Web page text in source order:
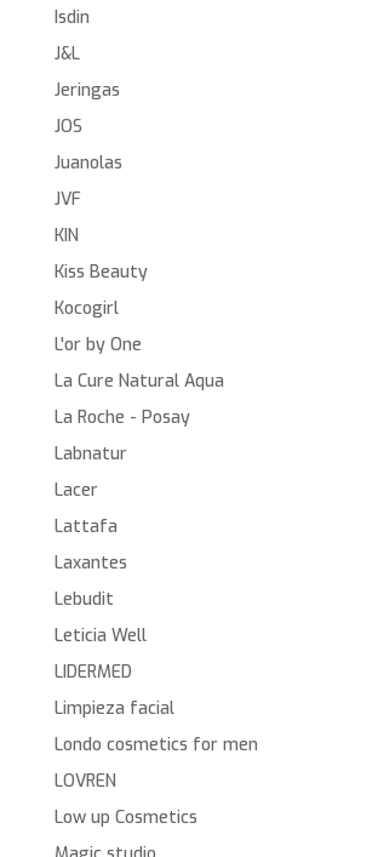
Isdin
J&L
Jeringas
JOS
Juanolas
JVF
KIN
Kiss Beauty
Kocogirl
L'or by One
La Cure Natural Aqua
La Roche - Posay
Labnatur
Lacer
Lattafa
Laxantes
Lebudit
Leticia Well
LIDERMED
Limpieza facial
Londo cosmetics for men
LOVREN
Low up Cosmetics